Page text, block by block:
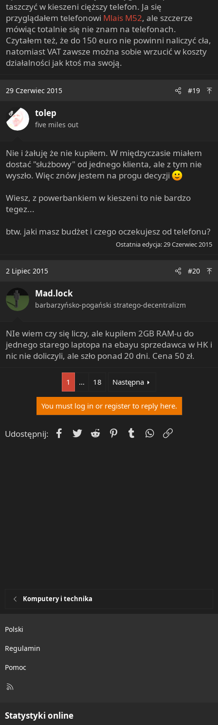
taszczyć w kieszeni cięższy telefon. Ja się
przyglądałem telefonowi Mlais M52, ale szczerze
mówiąc totalnie się nie znam na telefonach.
Czytałem też, że do 150 euro nie powinni naliczyć cła,
natomiast VAT zawsze można sobie wrzucić w koszty
działalności jak ktoś ma swoją.
29 Czerwiec 2015 #19
OP tolep
five miles out
Nie i żałuję że nie kupiłem. W międzyczasie miałem
dostać "służbowy" od jednego klienta, ale z tym nie
wyszło. Więc znów jestem na progu decyzji
Wiesz, z powerbankiem w kieszeni to nie bardzo
tegez...
btw. jaki masz budżet i czego oczekujesz od telefonu?
Ostatnia edycja:29 Czerwiec 2015
2 Lipiec 2015 #20
Mad.lock
barbarzyńsko-pogański stratego-decentralizm
NIe wiem czy się liczy, ale kupilem 2GB RAM-u do
jednego starego laptopa na ebayu sprzedawca w HK i
nic nie doliczyli, ale szło ponad 20 dni. Cena 50 zł.
1 … 18 Następna
You must log in or register to reply here.
Udostępnij: Facebook
Twitter Reddit PinterestTumblrWhatsApp
Komputery i technika
Polski
Regulamin
Pomoc
R
Statystyki online